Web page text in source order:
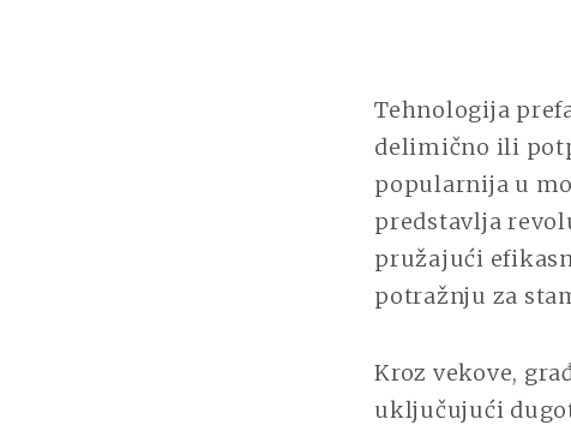
Tehnologija
delimično ili
popularnija u
predstavlja
pružajući
potražnju za
Kroz vekove,
uključujući